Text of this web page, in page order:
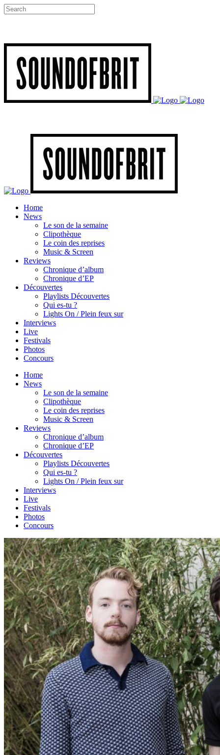
Home
News
Le son de la semaine
Clipothèque
Le coin des reprises
Music & Screen
Reviews
Chronique d’album
Chronique d’EP
Découvertes
Playlists Découvertes
Qui es-tu ?
Lights On / Plein feux sur
Interviews
Live
Festivals
Photos
Concours
Home
News
Le son de la semaine
Clipothèque
Le coin des reprises
Music & Screen
Reviews
Chronique d’album
Chronique d’EP
Découvertes
Playlists Découvertes
Qui es-tu ?
Lights On / Plein feux sur
Interviews
Live
Festivals
Photos
Concours